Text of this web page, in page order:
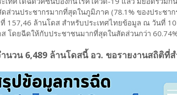
ส่วนประชากรมากที่สุดในภูมิภาค (78.1% ของประชา
157,46 ล้านโดส สำหรับประเทศไทยข้อมูล ณ วันที่
โดยฉีดให้กับประชาชนมากที่สุดในสัดส่วนกว่า
นวน 6,489 ล้านโดสนี้ อว. ขอรายงานสถิติที่